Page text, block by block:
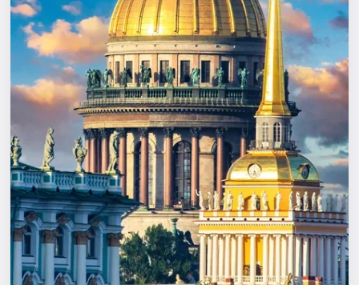
События
Города
Площадки
Артисты
Рейтинги